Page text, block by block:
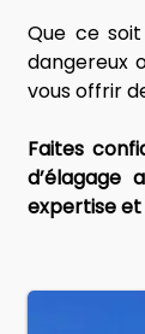
Que ce
dangereux
vous offrir
Faites
d’élagage
expertise